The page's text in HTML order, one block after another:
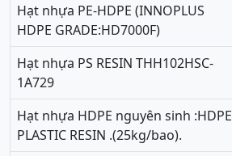
Hạt nhựa PE-HDPE (INNOPLUS
HDPE GRADE:HD7000F)
Hạt nhựa PS RESIN THH102HSC-
1A729
Hạt nhựa HDPE nguyên sinh :HDPE
PLASTIC RESIN .(25kg/bao).